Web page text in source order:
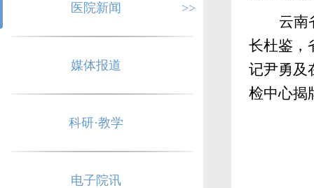
医院新闻 >>
媒体报道
科研·教学
电子院讯
云南
长杜鉴，
记尹勇及
检中心揭